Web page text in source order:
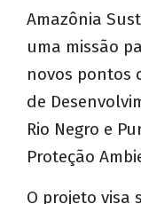
Amazônia
uma missão
novos pontos
de
Rio Negro e
Proteção
O projeto visa